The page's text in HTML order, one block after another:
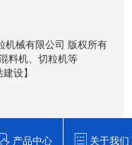
机械有限公司 版权所有
料机、切粒机等
建设】
产品中心 关于我们